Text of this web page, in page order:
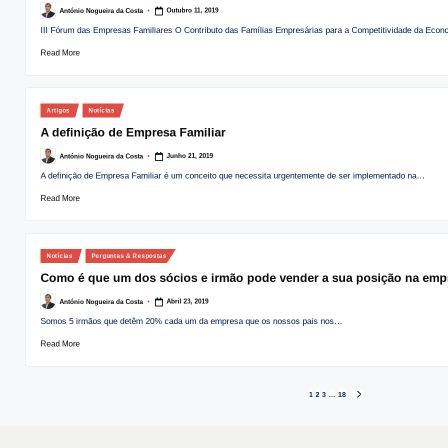
Posted
by
António Nogueira da Costa Outubro 11, 2019
III Fórum das Empresas Familiares O Contributo das Famílias Empresárias para a Competitividade da
Read More
Posted
Artigos Notícias
A definição de Empresa Familiar
Posted
by
António Nogueira da Costa Junho 21, 2019
A definição de Empresa Familiar é um conceito que necessita urgentemente de ser implementado na…
Read More
Posted
Notícias Perguntas & Respostas
Como é que um dos sócios e irmão pode vender a sua posição na
Posted
by
António Nogueira da Costa Abril 23, 2019
Somos 5 irmãos que detêm 20% cada um da empresa que os nossos pais nos…
Read More
dos
1 2 3 … 18